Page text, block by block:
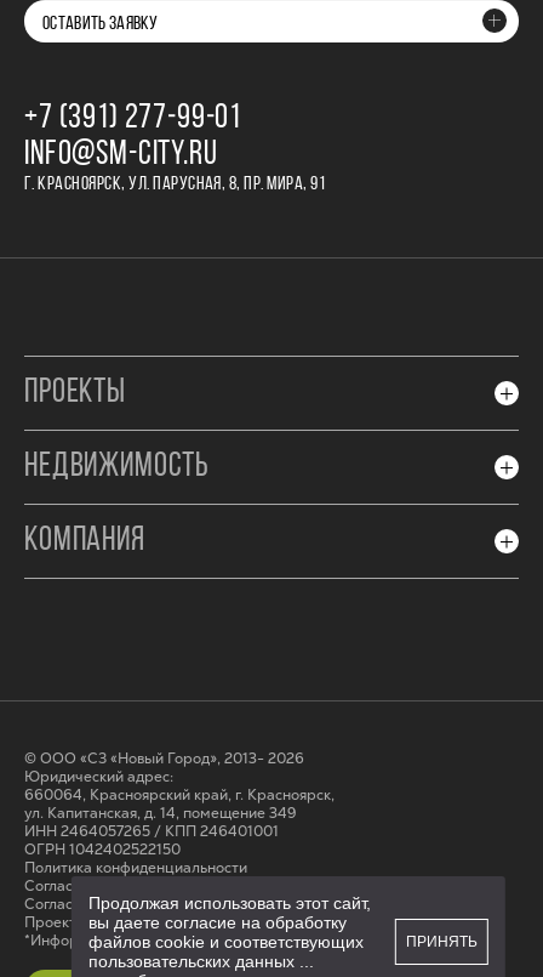
ОСТАВИТЬ ЗАЯВКУ
+7 (391) 277‒99‒01
INFO@SM-CITY.RU
Г. КРАСНОЯРСК, УЛ. ПАРУСНАЯ, 8, ПР. МИРА, 91
ПРОЕКТЫ
НЕДВИЖИМОСТЬ
КОМПАНИЯ
© ООО «СЗ «Новый Город», 2013- 2026
Юридический адрес:
660064, Красноярский край, г. Красноярск,
ул. Капитанская, д. 14, помещение 349
ИНН 2464057265 / КПП 246401001
ОГРН 1042402522150
Политика конфиденциальности
Согласие на обработку персональных данных
Cогласие на получение рассылки
Проектные декларации на сайте наш.дом.рф
*Информация на сайте не является публичной офертой
Продолжая использовать этот сайт,
вы даете согласие на обработку
файлов cookie и соответствующих
пользовательских данных
ПРИНЯТЬ